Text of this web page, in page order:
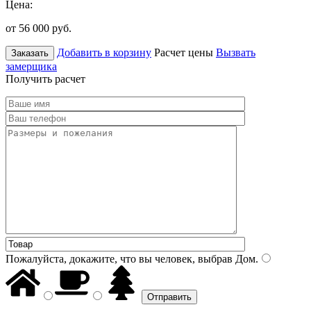
Цена:
от 56 000 руб.
Заказать Добавить в корзину Расчет цены Вызвать
замерщика
Получить расчет
Пожалуйста, докажите, что вы человек, выбрав Дом.